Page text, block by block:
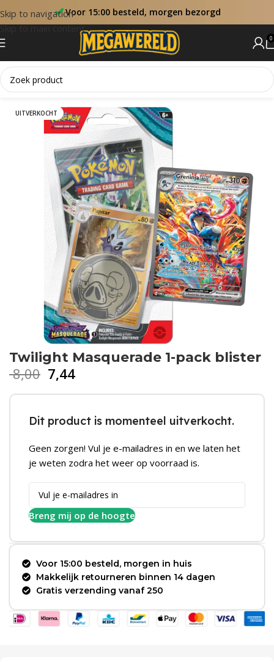
Skip to navigation
Skip to main content
Voor 15:00 besteld, morgen bezorgd
0
Home Blister
UITVERKOCHT
Twilight Masquerade 1-pack blister
8,00 7,44
Dit product is momenteel uitverkocht.
Geen zorgen! Vul je e-mailadres in en we laten het
je weten zodra het weer op voorraad is.
Breng mij op de hoogte
Voor 15:00 besteld, morgen in huis
Makkelijk retourneren binnen 14 dagen
Gratis verzending vanaf 250